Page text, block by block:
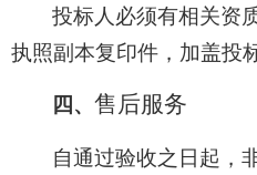
投标人必须有相关资
执照副本复印件，加盖投
四、 售后服务
自通过验收之日起，